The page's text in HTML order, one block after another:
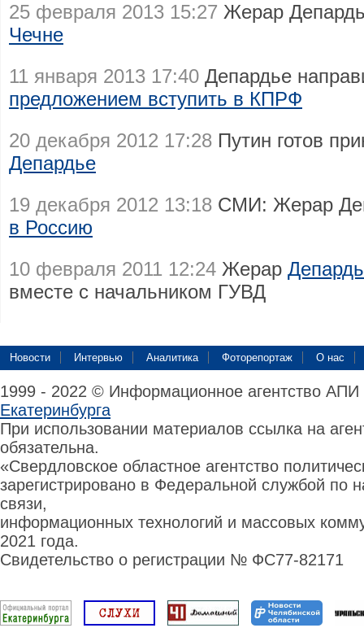
25 февраля 2013 15:27 Жерар
Чечне
11 января 2013 17:40 Депардье
предложением вступить в КПРФ
20 декабря 2012 17:28 Путин готов
Депардье
19 декабря 2012 13:18 СМИ: Жерар
в Россию
10 февраля 2011 12:24 Жерар
вместе с начальником ГУВД
Новости Интервью Аналитика Фоторепортаж О нас
1999 - 2022 © Информационное агентство
Екатеринбурга
При использовании материалов ссылка на
обязательна.
«Свердловское областное агентство
зарегистрировано в Федеральной службой по
связи,
информационных технологий и массовых
2021 года.
Свидетельство о регистрации № ФС77-82171